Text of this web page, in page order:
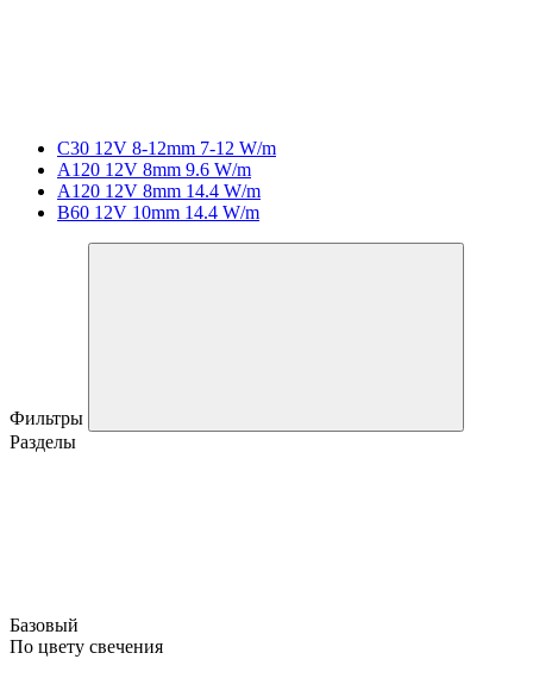
C30 12V 8-12mm 7-12 W/m
A120 12V 8mm 9.6 W/m
A120 12V 8mm 14.4 W/m
B60 12V 10mm 14.4 W/m
Фильтры
Разделы
Базовый
По цвету свечения